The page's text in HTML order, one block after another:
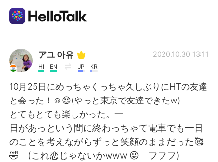
Language Exchange App
AI Grammar Checker
English
简体中文 繁體中文
アユ 아유
HI EN JP KR
2020.10.30 13:11
10月25日にめっちゃくっちゃ久しぶりにHTの友達
と会った！☺😍(やっと東京で友達できたw)
とてもとても楽しかった。一
日があっという間に終わっちゃて電車でも一日
のことを考えながらずっと笑顔のままだった🥰
🤣 (これ恋じゃないかwww 😝 フフフ)